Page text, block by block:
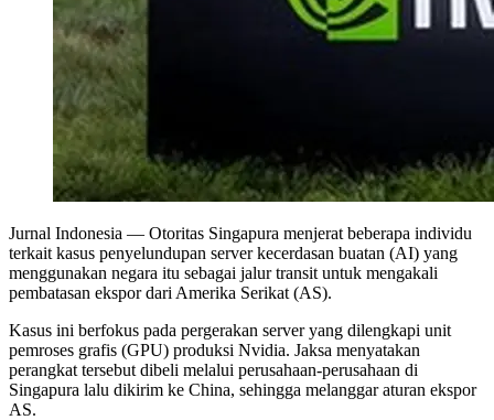
Jurnal Indonesia — Otoritas Singapura menjerat beberapa individu
terkait kasus penyelundupan server kecerdasan buatan (AI) yang
menggunakan negara itu sebagai jalur transit untuk mengakali
pembatasan ekspor dari Amerika Serikat (AS).
Kasus ini berfokus pada pergerakan server yang dilengkapi unit
pemroses grafis (GPU) produksi Nvidia. Jaksa menyatakan
perangkat tersebut dibeli melalui perusahaan-perusahaan di
Singapura lalu dikirim ke China, sehingga melanggar aturan ekspor
AS.